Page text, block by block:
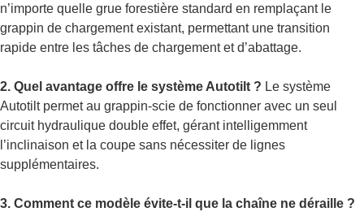
n’importe quelle grue forestière standard en remplaçant le
grappin de chargement existant, permettant une transition
rapide entre les tâches de chargement et d’abattage.
2. Quel avantage offre le système Autotilt ? Le système
Autotilt permet au grappin-scie de fonctionner avec un seul
circuit hydraulique double effet, gérant intelligemment
l’inclinaison et la coupe sans nécessiter de lignes
supplémentaires.
3. Comment ce modèle évite-t-il que la chaîne ne déraille ?